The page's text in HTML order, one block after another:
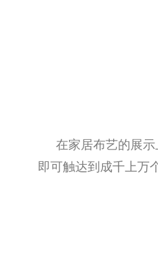
在家居布艺的展
即可触达到成千上万